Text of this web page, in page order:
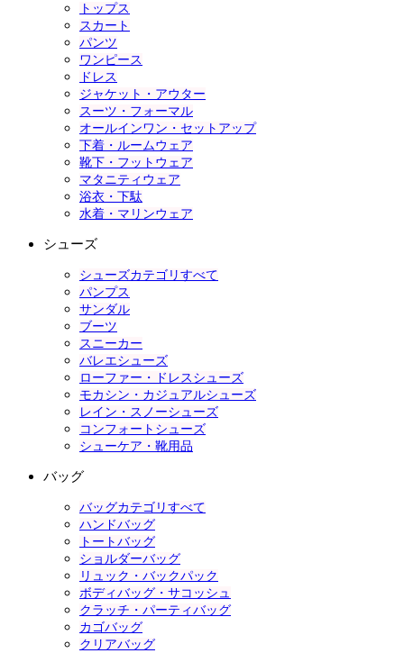
トップス
スカート
パンツ
ワンピース
ドレス
ジャケット・アウター
スーツ・フォーマル
オールインワン・セットアップ
下着・ルームウェア
靴下・フットウェア
マタニティウェア
浴衣・下駄
水着・マリンウェア
シューズ
シューズカテゴリすべて
パンプス
サンダル
ブーツ
スニーカー
バレエシューズ
ローファー・ドレスシューズ
モカシン・カジュアルシューズ
レイン・スノーシューズ
コンフォートシューズ
シューケア・靴用品
バッグ
バッグカテゴリすべて
ハンドバッグ
トートバッグ
ショルダーバッグ
リュック・バックパック
ボディバッグ・サコッシュ
クラッチ・パーティバッグ
カゴバッグ
クリアバッグ